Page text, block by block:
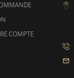
COMPTE